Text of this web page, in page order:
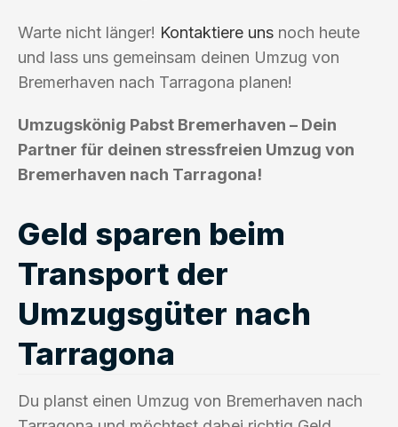
Warte nicht länger! Kontaktiere uns noch heute
und lass uns gemeinsam deinen Umzug von
Bremerhaven nach Tarragona planen!
Umzugskönig Pabst Bremerhaven – Dein
Partner für deinen stressfreien Umzug von
Bremerhaven nach Tarragona!
Geld sparen beim
Transport der
Umzugsgüter nach
Tarragona
Du planst einen Umzug von Bremerhaven nach